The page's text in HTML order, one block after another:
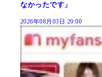
なかったです」
2026年08月03日 20:00